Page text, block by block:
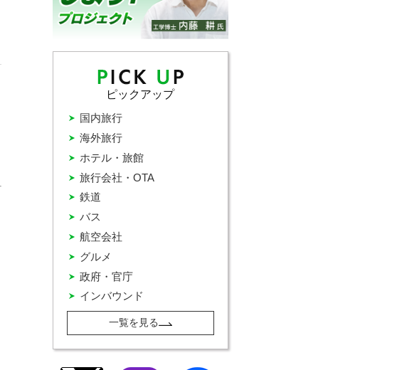
ピックアップ
インバウンド
グルメ
バス
ホテル・旅館
国内旅行
政府・官庁
旅行会社・OTA
海外旅行
航空会社
鉄道
一覧を見る